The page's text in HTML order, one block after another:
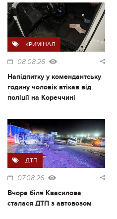
КРИМІНАЛ
08.08.26
Напідпитку у комендантську
годину чоловік втікав від
поліції на Кореччині
ДТП
07.08.26
Вчора біля Квасилова
сталася ДТП з автовозом